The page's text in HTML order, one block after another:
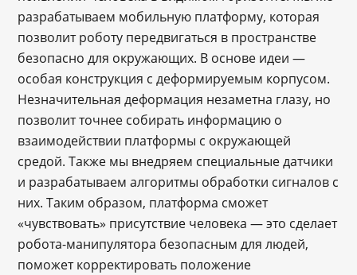
разрабатываем мобильную платформу, которая
позволит роботу передвигаться в пространстве
безопасно для окружающих. В основе идеи ―
особая конструкция с деформируемым корпусом.
Незначительная деформация незаметна глазу, но
позволит точнее собирать информацию о
взаимодействии платформы с окружающей
средой. Также мы внедряем специальные датчики
и разрабатываем алгоритмы обработки сигналов с
них. Таким образом, платформа сможет
«чувствовать» присутствие человека — это сделает
робота-манипулятора безопасным для людей,
поможет корректировать положение